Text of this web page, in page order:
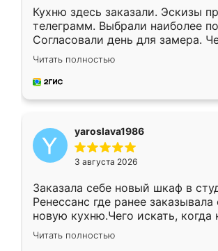
Кухню здесь заказали. Эскизы
телеграмм. Выбрали наиболее
Согласовали день для замера.
недели кухня была уже готова.
довольны работой. Спасибо
мебель за качественную работу!
Читать полностью
yaroslava1986
3 августа 2026
Заказала себе новый шкаф в
Ренессанс где ранее заказывала
новую кухню.Чего искать, когда
вполне довольна. Служит кухня
два года, нареканий нет.
Читать полностью